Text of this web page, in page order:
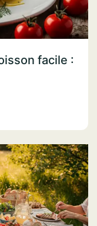
facile :